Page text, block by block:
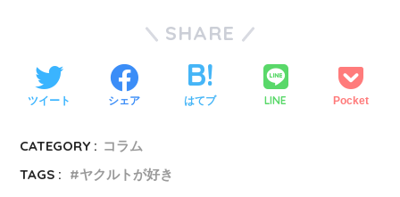
SHARE
ツイート シェア はてブ LINE Pocket
CATEGORY : コラム
TAGS :
ヤクルトが好き